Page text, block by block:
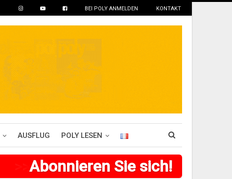
BEI POLY ANMELDEN KONTAKT
AUSFLUG POLY LESEN
>>>>> >>
Abonnieren Sie sich!